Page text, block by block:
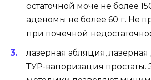
остаточной моче не более
аденомы не более 60 г. Не
при почечной
лазерная абляция,
ТУР-вапоризация